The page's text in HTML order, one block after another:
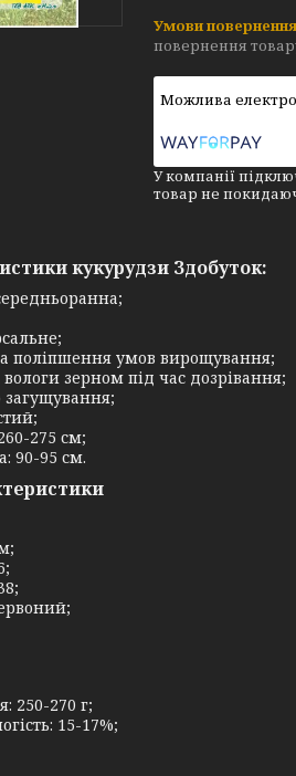
повернення
У компанії
товар не
кукурудзи Здобуток:
поліпшення умов вирощування;
зерном під час дозрівання;
загущування;
275 см;
90-95 см.
250-270 г;
15-17%;